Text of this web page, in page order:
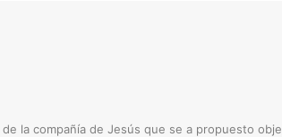
de la compañía de Jesús que se a propuesto